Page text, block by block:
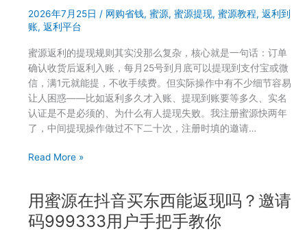
2026年7月25日 / 网购省钱, 蜜源, 蜜源提现, 蜜源教程, 返利到
账, 返利平台
蜜源返利的提现规则其实没那么复杂，核心就是一句话：订单
确认收货后返利入账，每月25号到月底可以提现到支付宝或微
信，满1元就能提，不收手续费。但实际操作中有不少细节容易
让人困惑——比如返利多久才入账、提现到账要等多久、实名
认证是不是必须的、为什么有人提现失败。我注册蜜源快两年
了，中间提现操作做过不下二十次，注册时填的邀请…
蜜
利
怎
Read More »
用蜜源在抖音买东西能返现吗？邀请
码999333用户手把手教你